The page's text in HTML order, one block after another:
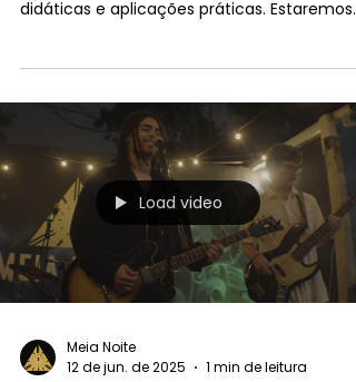
didáticas e aplicações práticas. Estaremos
Load video
Meia Noite
12 de jun. de 2025
1 min de leitura